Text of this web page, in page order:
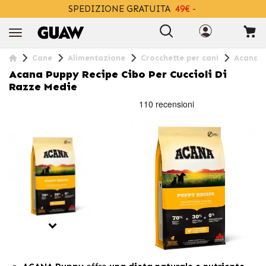
SPEDIZIONE GRATUITA 49€ -
Cane Alimentazione Crocchette per cani Acana
Acana Puppy Recipe Cibo Per Cuccioli Di
Razze Medie